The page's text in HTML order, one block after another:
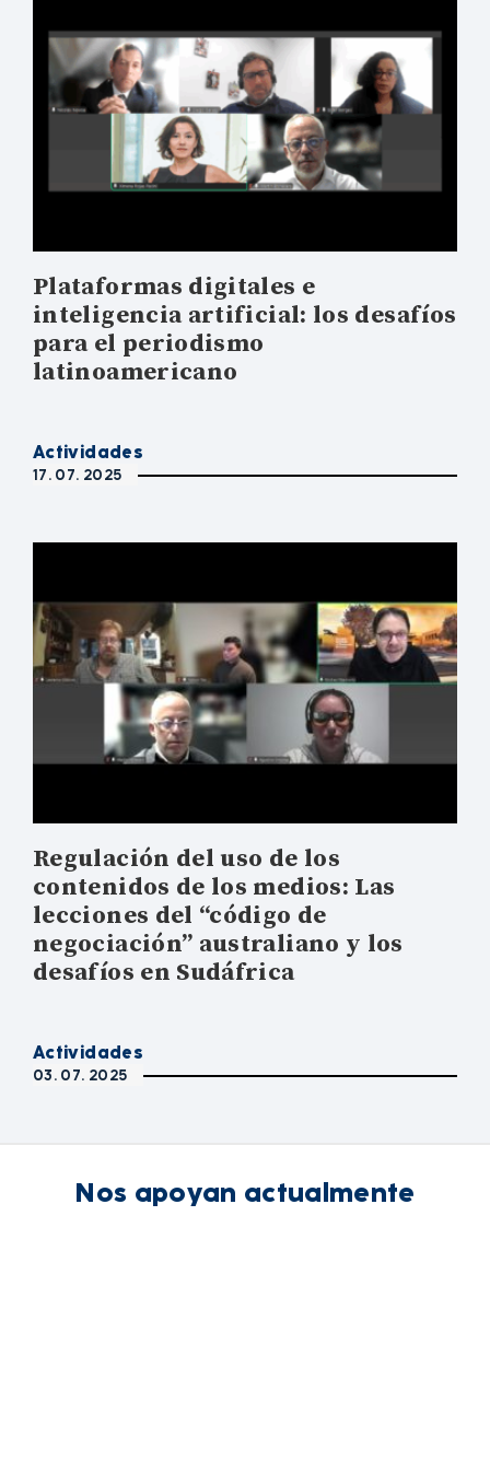
Plataformas digitales e
inteligencia artificial: los desafíos
para el periodismo
latinoamericano
Actividades
17. 07. 2025
Regulación del uso de los
contenidos de los medios: Las
lecciones del “código de
negociación” australiano y los
desafíos en Sudáfrica
Actividades
03. 07. 2025
Nos apoyan actualmente